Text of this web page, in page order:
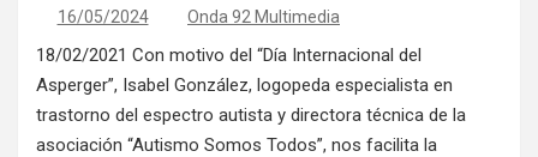
16/05/2024 Onda 92 Multimedia
18/02/2021 Con motivo del “Día Internacional del
Asperger”, Isabel González, logopeda especialista en
trastorno del espectro autista y directora técnica de la
asociación “Autismo Somos Todos”, nos facilita la